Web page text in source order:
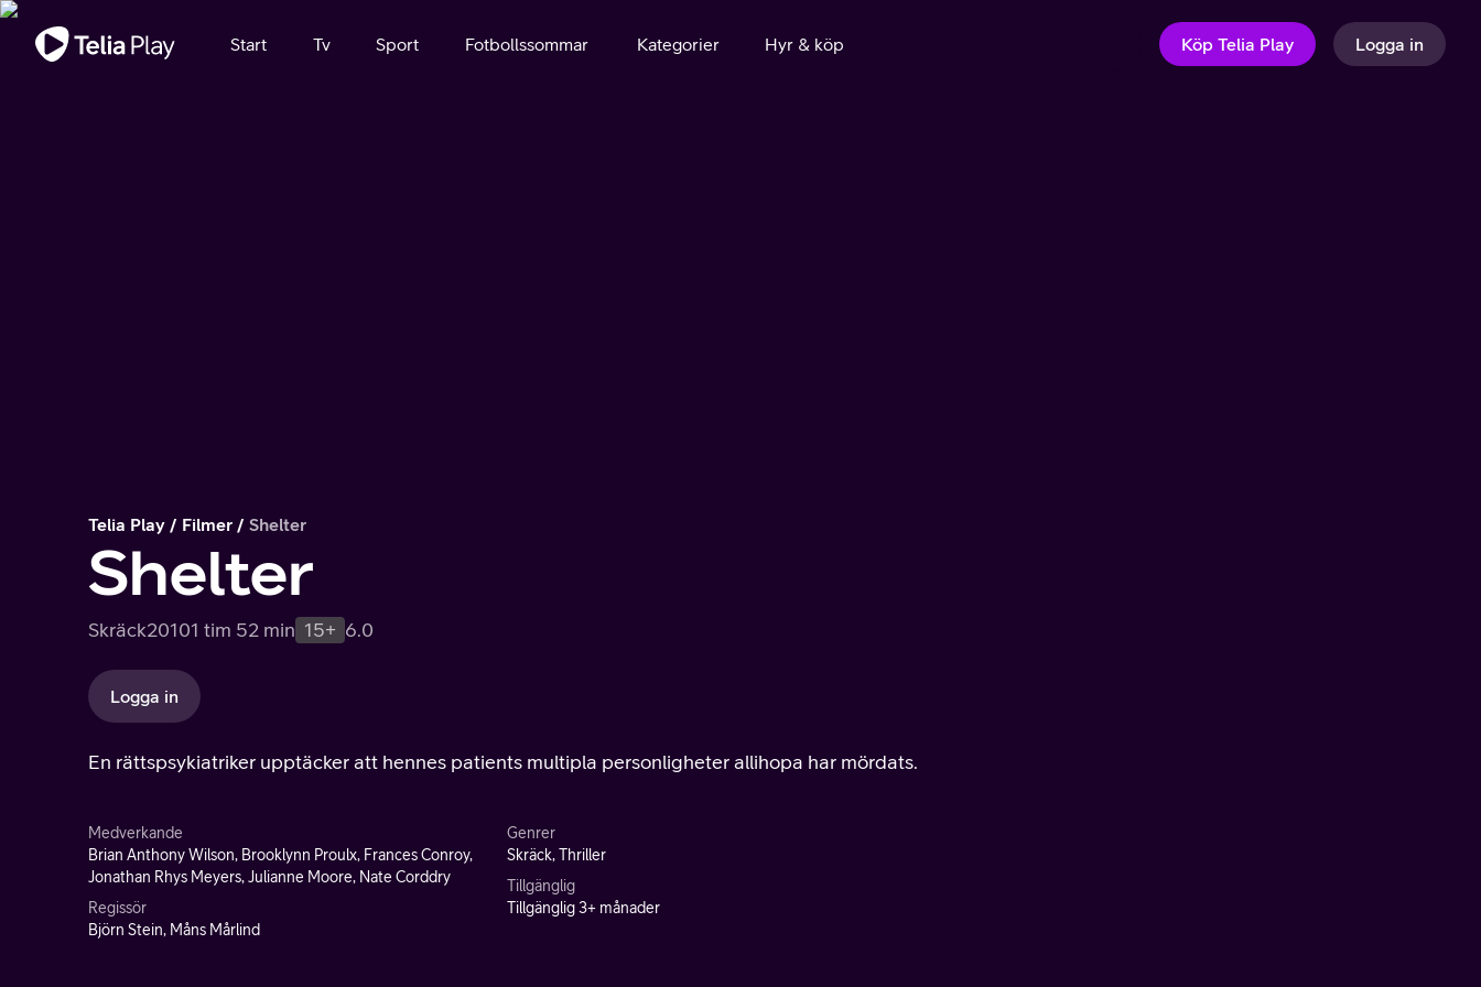
Viktigt meddelande
Start Tv Sport Fotbollssommar Kategorier Hyr & köp Köp Telia Play Logga in
Telia Play Filmer Shelter
Shelter
Skräck20101 tim 52 min 15+ 6.0
Logga in
En rättspsykiatriker upptäcker att hennes patients multipla personligheter allihopa har mördats.
Medverkande
Brian Anthony Wilson, Brooklynn Proulx, Frances Conroy,
Jonathan Rhys Meyers, Julianne Moore, Nate Corddry
Regissör
Björn Stein, Måns Mårlind
Genrer
Skräck, Thriller
Tillgänglig
Tillgänglig 3+ månader